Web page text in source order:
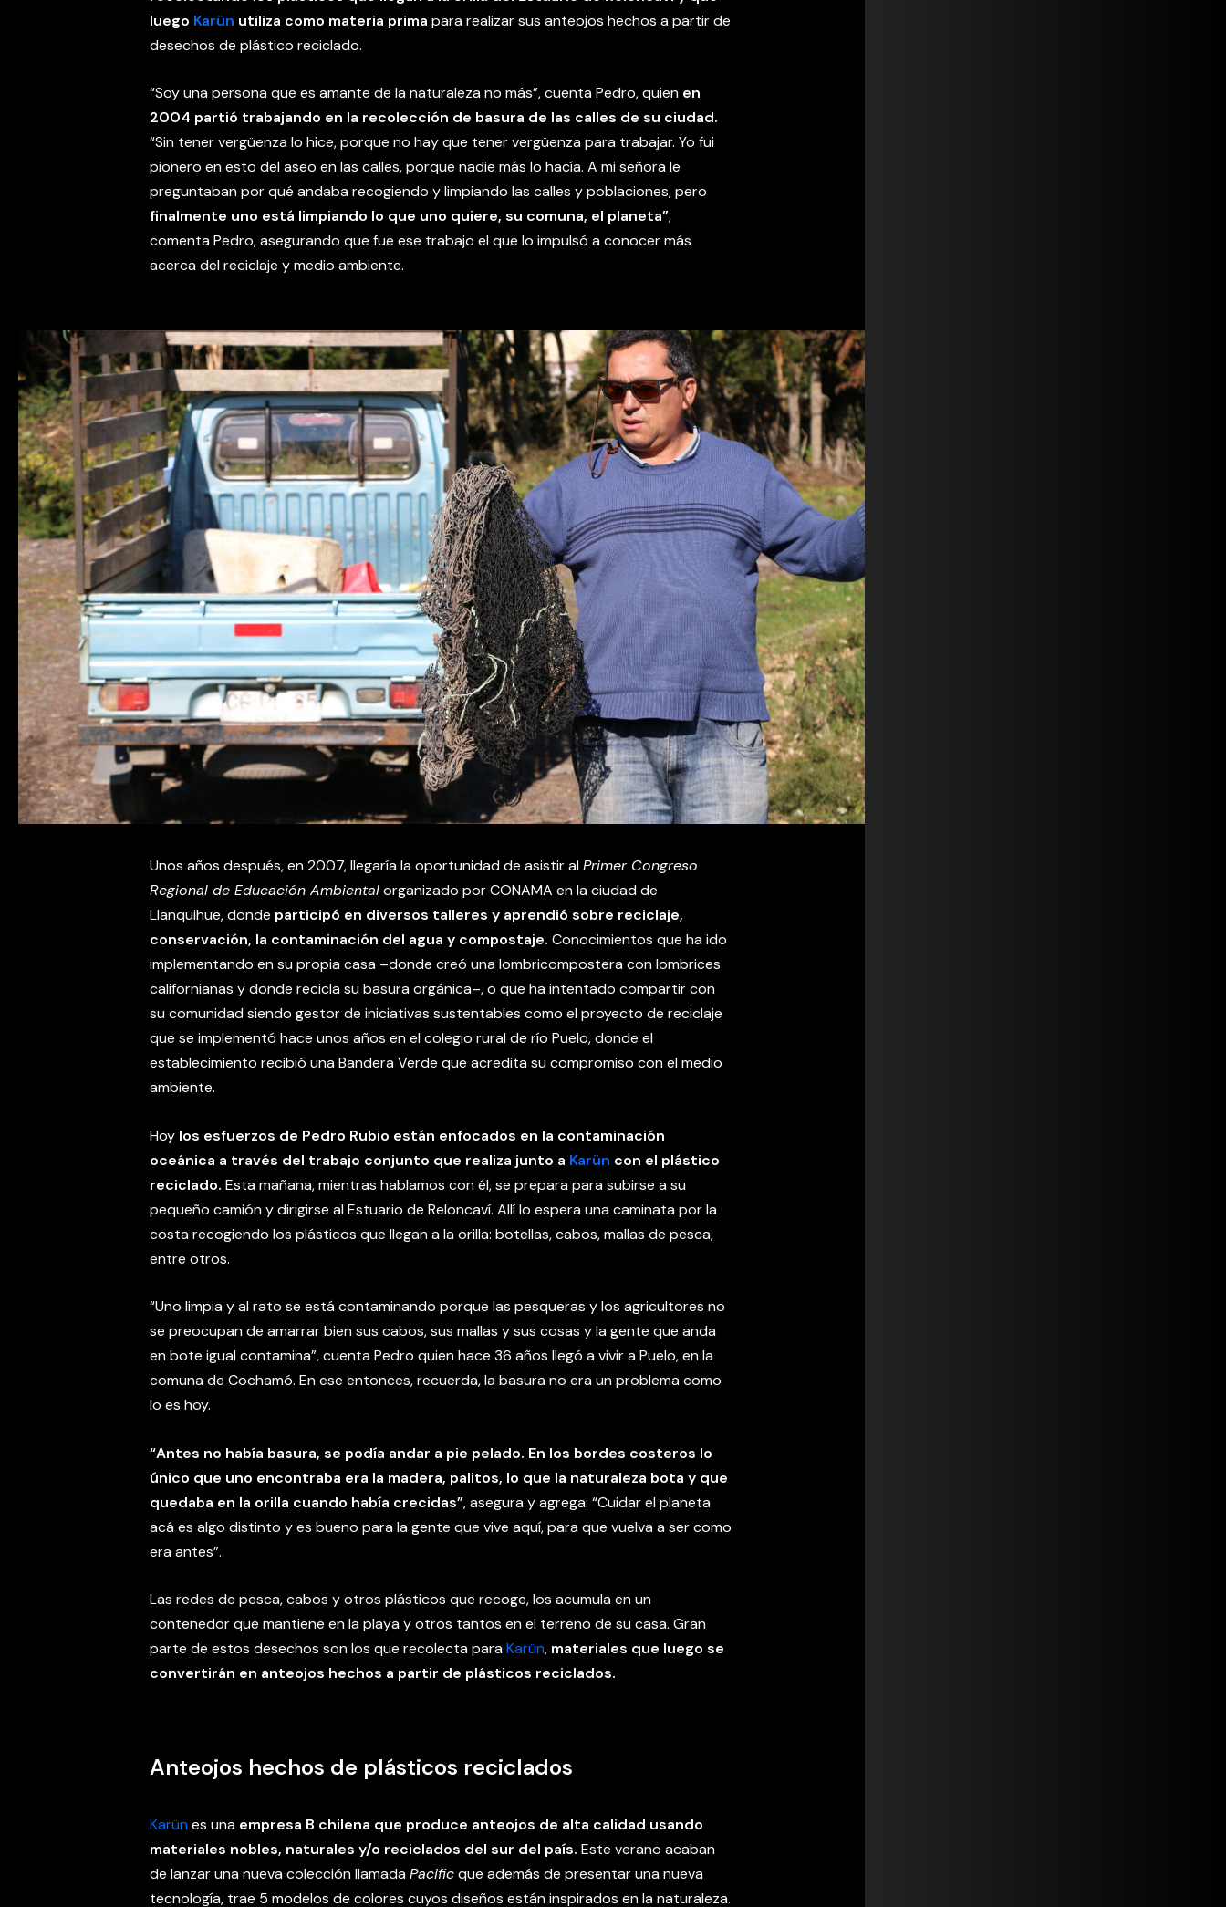
luego Karün utiliza como materia prima para realizar sus anteojos hechos a partir de
desechos de plástico reciclado.
“Soy una persona que es amante de la naturaleza no más”, cuenta Pedro, quien en
2004 partió trabajando en la recolección de basura de las calles de su ciudad.
“Sin tener vergüenza lo hice, porque no hay que tener vergüenza para trabajar. Yo fui
pionero en esto del aseo en las calles, porque nadie más lo hacía. A mi señora le
preguntaban por qué andaba recogiendo y limpiando las calles y poblaciones, pero
finalmente uno está limpiando lo que uno quiere, su comuna, el planeta”,
comenta Pedro, asegurando que fue ese trabajo el que lo impulsó a conocer más
acerca del reciclaje y medio ambiente.
Unos años después, en 2007, llegaría la oportunidad de asistir alPrimer Congreso
Regional de Educación Ambientalorganizado por CONAMA en la ciudad de
Llanquihue, donde participó en diversos talleres y aprendió sobre reciclaje,
conservación, la contaminación del agua y compostaje. Conocimientos que ha ido
implementando en su propia casa –donde creó una lombricompostera con lombrices
californianas y donde recicla su basura orgánica–, o que ha intentado compartir con
su comunidad siendo gestor de iniciativas sustentables como el proyecto de reciclaje
que se implementó hace unos años en el colegio rural de río Puelo, donde el
establecimiento recibió una Bandera Verde que acredita su compromiso con el medio
ambiente.
Hoy los esfuerzos de Pedro Rubio están enfocados en la contaminación
oceánica a través del trabajo conjunto que realiza junto a Karün con el plástico
reciclado. Esta mañana, mientras hablamos con él, se prepara para subirse a su
pequeño camión y dirigirse al Estuario de Reloncaví. Allí lo espera una caminata por la
costa recogiendo los plásticos que llegan a la orilla: botellas, cabos, mallas de pesca,
entre otros.
“Uno limpia y al rato se está contaminando porque las pesqueras y los agricultores no
se preocupan de amarrar bien sus cabos, sus mallas y sus cosas y la gente que anda
en bote igual contamina”, cuenta Pedro quien hace 36 años llegó a vivir a Puelo, en la
comuna de Cochamó. En ese entonces, recuerda, la basura no era un problema como
lo es hoy.
“Antes no había basura, se podía andar a pie pelado. En los bordes costeros lo
único que uno encontraba era la madera, palitos, lo que la naturaleza bota y que
quedaba en la orilla cuando había crecidas”, asegura y agrega: “Cuidar el planeta
acá es algo distinto y es bueno para la gente que vive aquí, para que vuelva a ser como
era antes”.
Las redes de pesca, cabos y otros plásticos que recoge, los acumula en un
contenedor que mantiene en la playa y otros tantos en el terreno de su casa. Gran
parte de estos desechos son los que recolecta paraKarün, materiales que luego se
convertirán en anteojos hechos a partir de plásticos reciclados.
Anteojos hechos de plásticos reciclados
Karünes una empresa B chilena que produce anteojos de alta calidad usando
materiales nobles, naturales y/o reciclados del sur del país. Este verano acaban
de lanzar una nueva colección llamadaPacificque además de presentar una nueva
tecnología, trae 5 modelos de colores cuyos diseños están inspirados en la naturaleza.